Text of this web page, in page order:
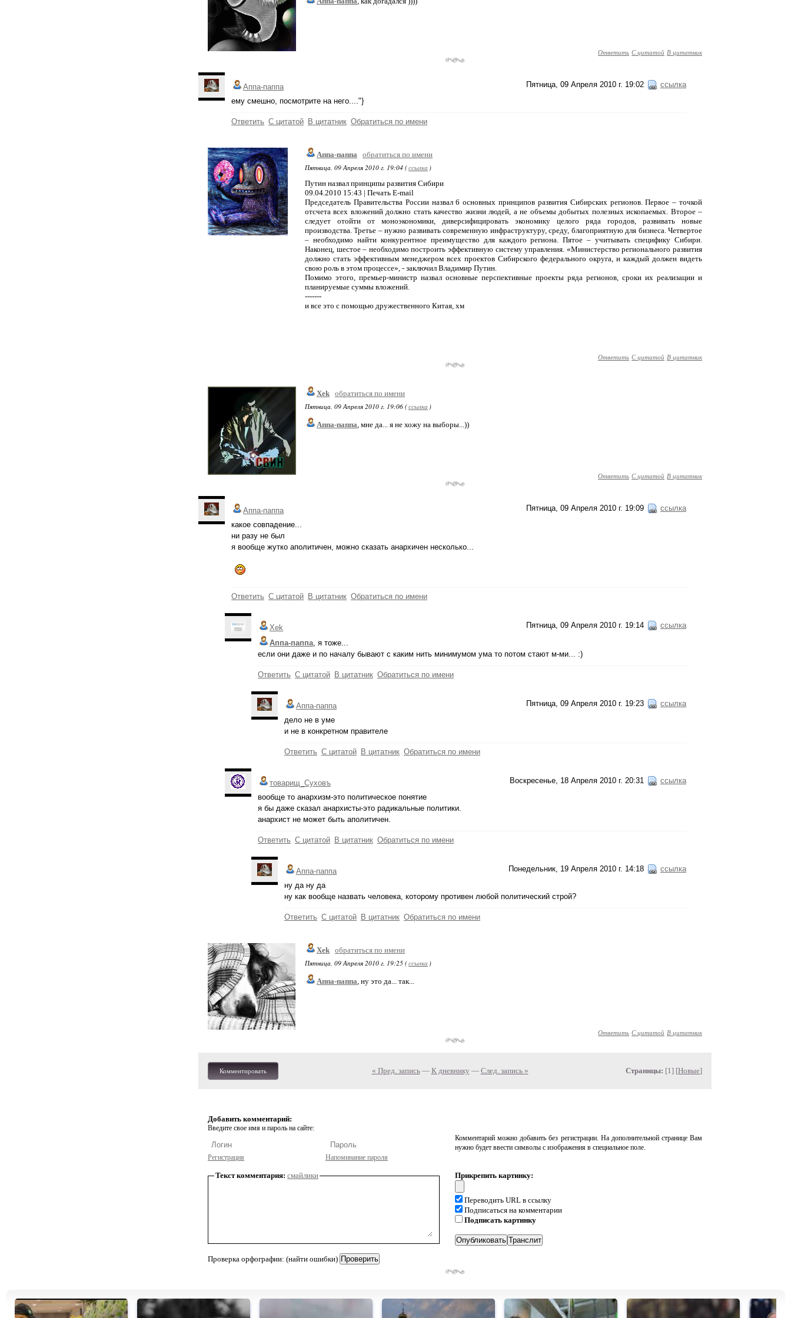
Ответить С цитатой В цитатник
Пятница, 09 Апреля 2010 г. 19:02 ссылка
Аппа-паппа
ему смешно, посмотрите на него...."}
Ответить С цитатой В цитатник Обратиться по имени
Аппа-паппа
обратиться по имени
Пятница, 09 Апреля 2010 г. 19:04 (ссылка )
Путин назвал принципы развития Сибири
09.04.2010 15:43 | Печать E-mail
Председатель Правительства России назвал 6 основных принципов развития Сибирских регионов. Первое – точкой
отсчета всех вложений должно стать качество жизни людей, а не объемы добытых полезных ископаемых. Второе –
следует отойти от моноэкономики, диверсифицировать экономику целого ряда городов, развивать новые
производства. Третье – нужно развивать современную инфраструктуру, среду, благоприятную для бизнеса. Четвертое
– необходимо найти конкурентное преимущество для каждого региона. Пятое – учитывать специфику Сибири.
Наконец, шестое – необходимо построить эффективную систему управления. «Министерство регионального развития
должно стать эффективным менеджером всех проектов Сибирского федерального округа, и каждый должен видеть
свою роль в этом процессе», - заключил Владимир Путин.
Помимо этого, премьер-министр назвал основные перспективные проекты ряда регионов, сроки их реализации и
планируемые суммы вложений.
-------
и все это с помощью дружественного Китая, хм
Ответить С цитатой В цитатник
Xek обратиться по имени
Пятница, 09 Апреля 2010 г. 19:06 (ссылка )
Аппа-паппа, мне да... я не хожу на выборы...))
Ответить С цитатой В цитатник
Пятница, 09 Апреля 2010 г. 19:09 ссылка
Аппа-паппа
какое совпадение...
ни разу не был
я вообще жутко аполитичен, можно сказать анархичен несколько...
Ответить С цитатой В цитатник Обратиться по имени
Пятница, 09 Апреля 2010 г. 19:14 ссылка
Xek
Аппа-паппа, я тоже...
если они даже и по началу бывают с каким нить минимумом ума то потом стают м-ми... :)
Ответить С цитатой В цитатник Обратиться по имени
Пятница, 09 Апреля 2010 г. 19:23 ссылка
Аппа-паппа
дело не в уме
и не в конкретном правителе
Ответить С цитатой В цитатник Обратиться по имени
Воскресенье, 18 Апреля 2010 г. 20:31 ссылка
товарищ_Суховъ
вообще то анархизм-это политическое понятие
я бы даже сказал анархисты-это радикальные политики.
анархист не может быть аполитичен.
Ответить С цитатой В цитатник Обратиться по имени
Понедельник, 19 Апреля 2010 г. 14:18 ссылка
Аппа-паппа
ну да ну да
ну как вообще назвать человека, которому противен любой политический строй?
Ответить С цитатой В цитатник Обратиться по имени
Xek обратиться по имени
Пятница, 09 Апреля 2010 г. 19:25 (ссылка )
Аппа-паппа, ну это да... так...
Ответить С цитатой В цитатник
Комментировать « Пред. запись— К дневнику — След. запись » Страницы: [1] [Новые]
Добавить комментарий:
Введите свое имя и пароль на сайте:
Регистрация Напоминание пароля
Комментарий можно добавить без регистрации. На дополнительной странице Вам
нужно будет ввести символы с изображения в специальное поле.
Текст комментария: смайлики
Проверка орфографии: (найти ошибки)
Прикрепить картинку:
Переводить URL в ссылку
Подписаться на комментарии
Подписать картинку